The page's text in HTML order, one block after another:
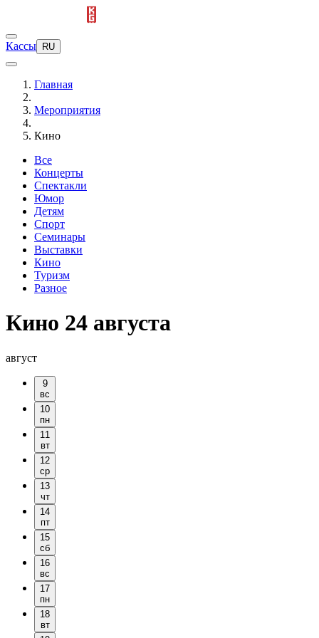
Кассы RU
Главная
Мероприятия
Кино
Все
Концерты
Спектакли
Юмор
Детям
Спорт
Семинары
Выставки
Кино
Туризм
Разное
Кино 24 августа
август
9
вс
10
пн
11
вт
12
ср
13
чт
14
пт
15
сб
16
вс
17
пн
18
вт